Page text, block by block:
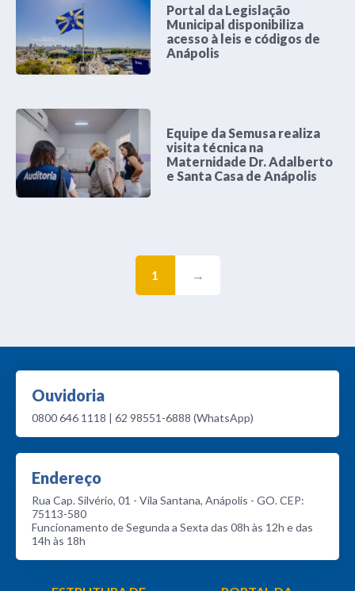
Portal da Legislação
Municipal disponibiliza
acesso à leis e códigos de
Anápolis
Equipe da Semusa realiza
visita técnica na
Maternidade Dr. Adalberto
e Santa Casa de Anápolis
1 →
Ouvidoria
0800 646 1118 | 62 98551-6888 (WhatsApp)
Endereço
Rua Cap. Silvério, 01 - Vila Santana, Anápolis - GO. CEP:
75113-580
Funcionamento de Segunda a Sexta das 08h às 12h e das
14h às 18h